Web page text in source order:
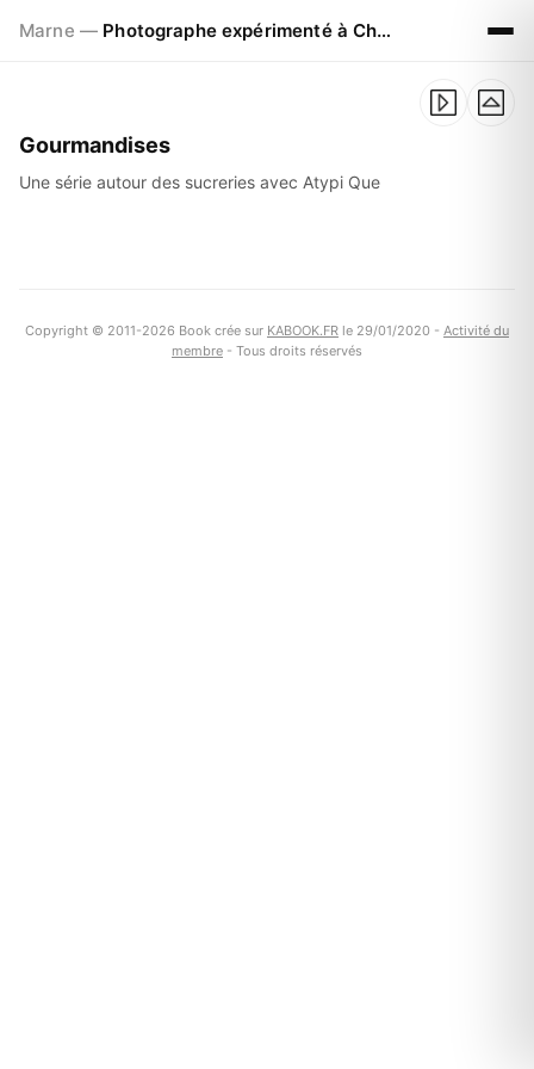
Marne — Photographe expérimenté à Chalons en Champagne
Gourmandises
Une série autour des sucreries avec Atypi Que
Copyright © 2011-2026 Book crée sur KABOOK.FR le 29/01/2020 - Activité du
membre - Tous droits réservés